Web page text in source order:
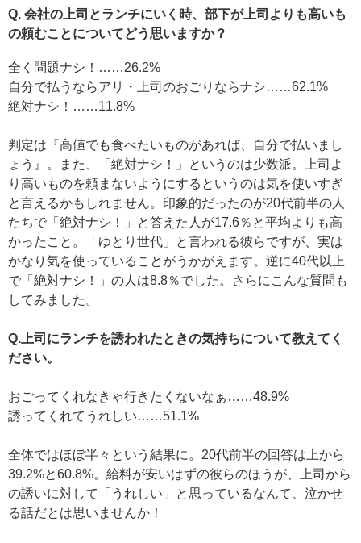
Q. 会社の上司とランチにいく時、部下が上司よりも高いも
の頼むことについてどう思いますか？
全く問題ナシ！……26.2%
自分で払うならアリ・上司のおごりならナシ……62.1%
絶対ナシ！……11.8%
判定は『高値でも食べたいものがあれば、自分で払いまし
ょう』。また、「絶対ナシ！」というのは少数派。上司よ
り高いものを頼まないようにするというのは気を使いすぎ
と言えるかもしれません。印象的だったのが20代前半の人
たちで「絶対ナシ！」と答えた人が17.6％と平均よりも高
かったこと。「ゆとり世代」と言われる彼らですが、実は
かなり気を使っていることがうかがえます。逆に40代以上
で「絶対ナシ！」の人は8.8％でした。さらにこんな質問も
してみました。
Q.上司にランチを誘われたときの気持ちについて教えてく
ださい。
おごってくれなきゃ行きたくないなぁ……48.9%
誘ってくれてうれしい……51.1%
全体ではほぼ半々という結果に。20代前半の回答は上から
39.2%と60.8%。給料が安いはずの彼らのほうが、上司から
の誘いに対して「うれしい」と思っているなんて、泣かせ
る話だとは思いませんか！